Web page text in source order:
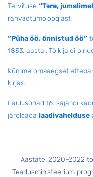
Tervituse “Tere,
rahvaetümoloogiast.
“Püha öö, õnnistud öö”
1853. aastal. Tõlkija ei
Kümme omaaegset
kirjas.
Laulusõnad 16. sajandi
järeldada laadivahelduse
Aastatel 2020–2022
Teadusministeerium